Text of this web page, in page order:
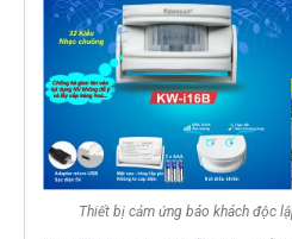
Thiết bị cảm ứng báo khách độc